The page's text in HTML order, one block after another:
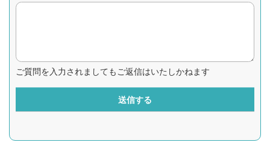
ご質問を入力されましてもご返信はいたしかねます
送信する